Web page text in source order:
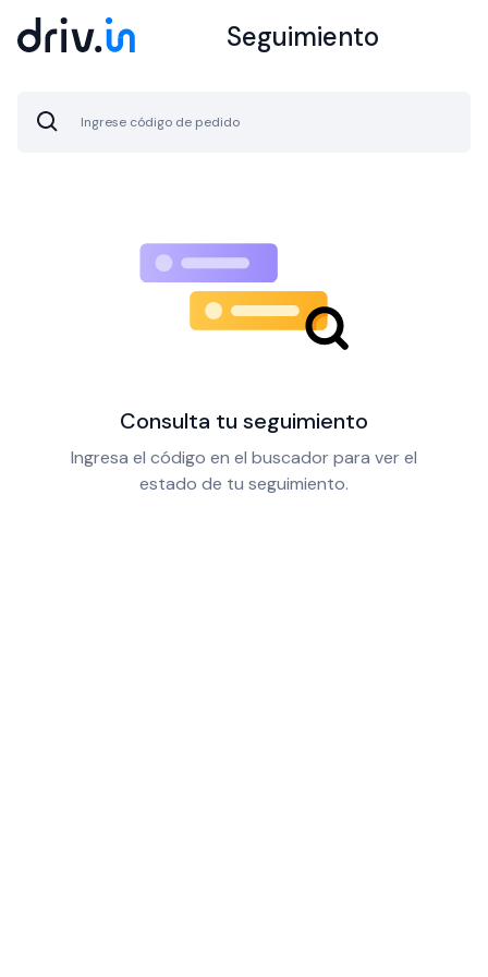
Seguimiento
Consulta tu seguimiento
Ingresa el código en el buscador para ver el
estado de tu seguimiento.